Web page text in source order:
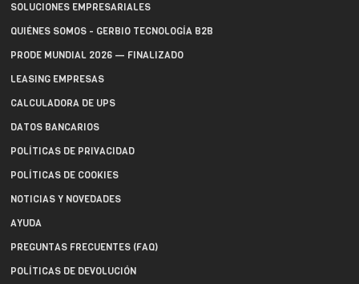
SOLUCIONES EMPRESARIALES
QUIÉNES SOMOS - GERBIO TECNOLOGÍA B2B
PRODE MUNDIAL 2026 — FINALIZADO
LEASING EMPRESAS
CALCULADORA DE UPS
DATOS BANCARIOS
POLÍTICAS DE PRIVACIDAD
POLÍTICAS DE COOKIES
NOTICIAS Y NOVEDADES
AYUDA
PREGUNTAS FRECUENTES (FAQ)
POLÍTICAS DE DEVOLUCIÓN